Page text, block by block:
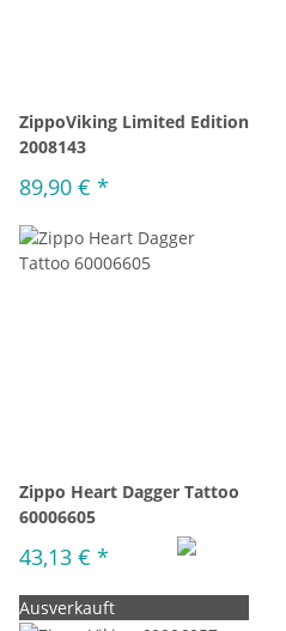
ZippoViking Limited Edition
2008143
89,90 € *
Zippo Heart Dagger Tattoo
60006605
43,13 € *
Ausverkauft